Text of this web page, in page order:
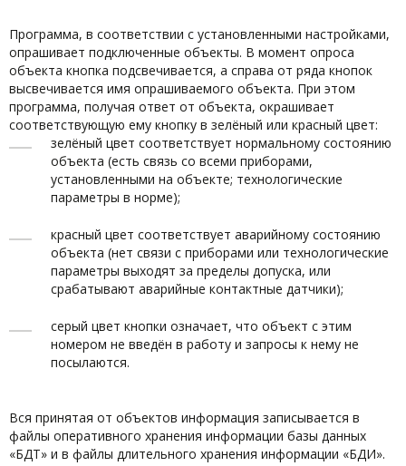
Программа, в соответствии с установленными настройками,
опрашивает подключенные объекты. В момент опроса
объекта кнопка подсвечивается, а справа от ряда кнопок
высвечивается имя опрашиваемого объекта. При этом
программа, получая ответ от объекта, окрашивает
соответствующую ему кнопку в зелёный или красный цвет:
зелёный цвет соответствует нормальному состоянию
объекта (есть связь со всеми приборами,
установленными на объекте; технологические
параметры в норме);
красный цвет соответствует аварийному состоянию
объекта (нет связи с приборами или технологические
параметры выходят за пределы допуска, или
срабатывают аварийные контактные датчики);
серый цвет кнопки означает, что объект с этим
номером не введён в работу и запросы к нему не
посылаются.
Вся принятая от объектов информация записывается в
файлы оперативного хранения информации базы данных
«БДТ» и в файлы длительного хранения информации «БДИ».